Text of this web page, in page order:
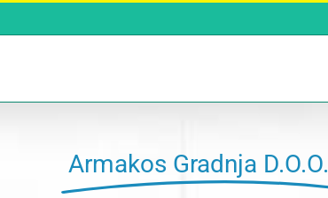
Armakos Gradnja D.O.O.